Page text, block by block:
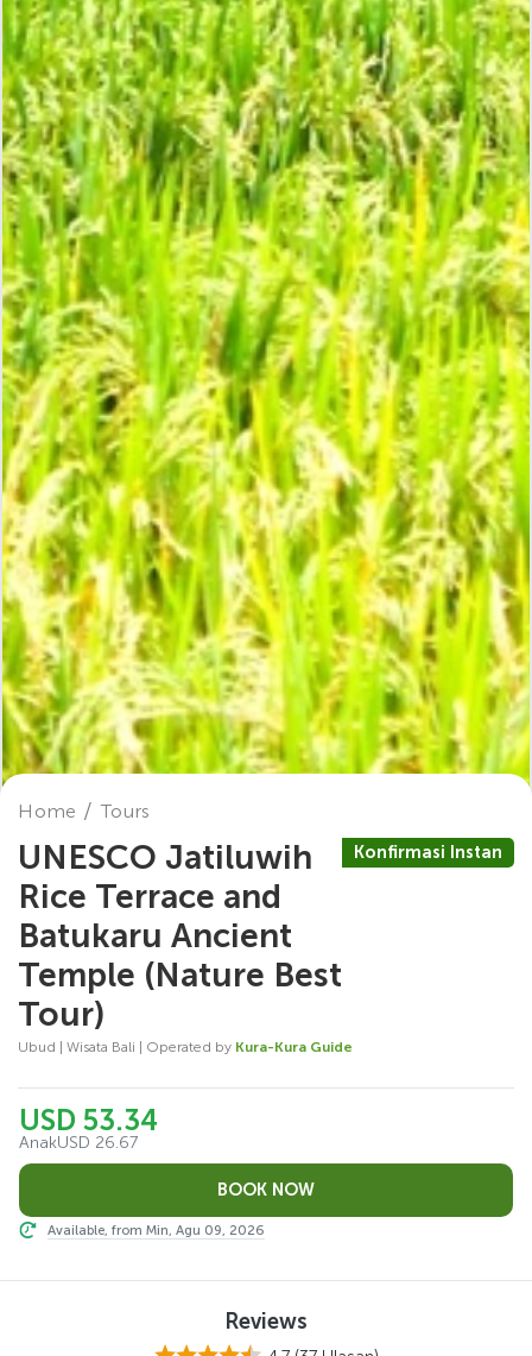
Home Tours
UNESCO Jatiluwih
Rice Terrace and
Batukaru Ancient
Temple (Nature Best
Tour)
Konfirmasi Instan
Ubud | Wisata Bali | Operated by Kura-Kura Guide
USD 53.34
AnakUSD 26.67
Available, from Min, Agu 09, 2026
Reviews